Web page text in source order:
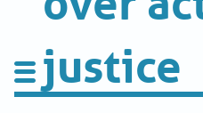
CONTRIBUTIE
justice